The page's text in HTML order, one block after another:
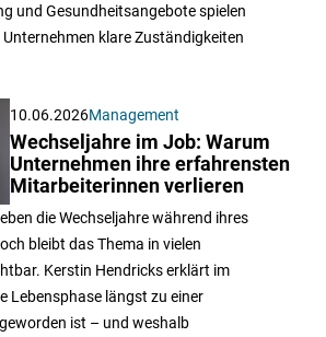
und Gesundheitsangebote spielen
klare Zuständigkeiten
10.06.2026Management
Wechseljahre im Job: Warum
Unternehmen ihre erfahrensten
Mitarbeiterinnen verlieren
die Wechseljahre während ihres
bleibt das Thema in vielen
Kerstin Hendricks erklärt im
Lebensphase längst zu einer
ist – und weshalb